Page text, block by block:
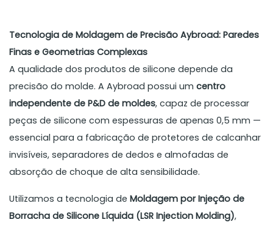
Tecnologia de Moldagem de Precisão Aybroad: Paredes
Finas e Geometrias Complexas
A qualidade dos produtos de silicone depende da
precisão do molde. A Aybroad possui umcentro
independente de P&D de moldes, capaz de processar
peças de silicone com espessuras de apenas 0,5 mm —
essencial para a fabricação de protetores de calcanhar
invisíveis, separadores de dedos e almofadas de
absorção de choque de alta sensibilidade.
Utilizamos a tecnologia deMoldagem por Injeção de
Borracha de Silicone Líquida (LSR Injection Molding),